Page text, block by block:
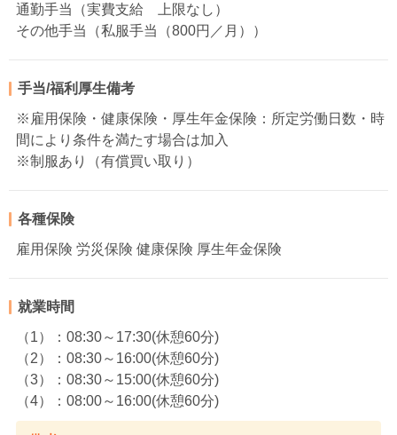
通勤手当（実費支給 上限なし）
その他手当（私服手当（800円／月））
手当/福利厚生備考
※雇用保険・健康保険・厚生年金保険：所定労働日数・時
間により条件を満たす場合は加入
※制服あり（有償買い取り）
各種保険
雇用保険 労災保険 健康保険 厚生年金保険
就業時間
（1）：08:30～17:30(休憩60分)
（2）：08:30～16:00(休憩60分)
（3）：08:30～15:00(休憩60分)
（4）：08:00～16:00(休憩60分)